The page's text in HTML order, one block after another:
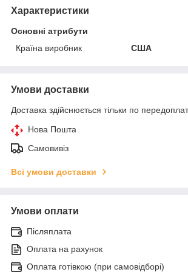
Характеристики
Основні атрибути
Країна виробник
США
Умови доставки
Доставка здійснюється тільки по
Нова Пошта
Самовивіз
Всі умови доставки
Умови оплати
Післяплата
Оплата на рахунок
Оплата готівкою (при самовідборі)